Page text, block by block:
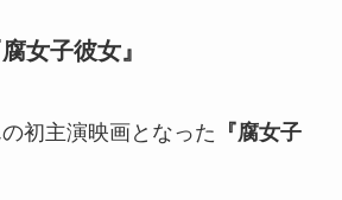
女子彼女』
初主演映画となった 『腐女子